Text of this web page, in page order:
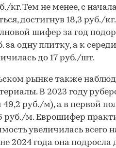
кг. Тем не менее, с
достигнув 18,3 руб./
шифер за год
за одну плитку, а к
до 17 руб./шт.
рынке также
В 2023 году
руб./м), а в первой
руб./м. Еврошифер
увеличилась всего
2024 года она подросла